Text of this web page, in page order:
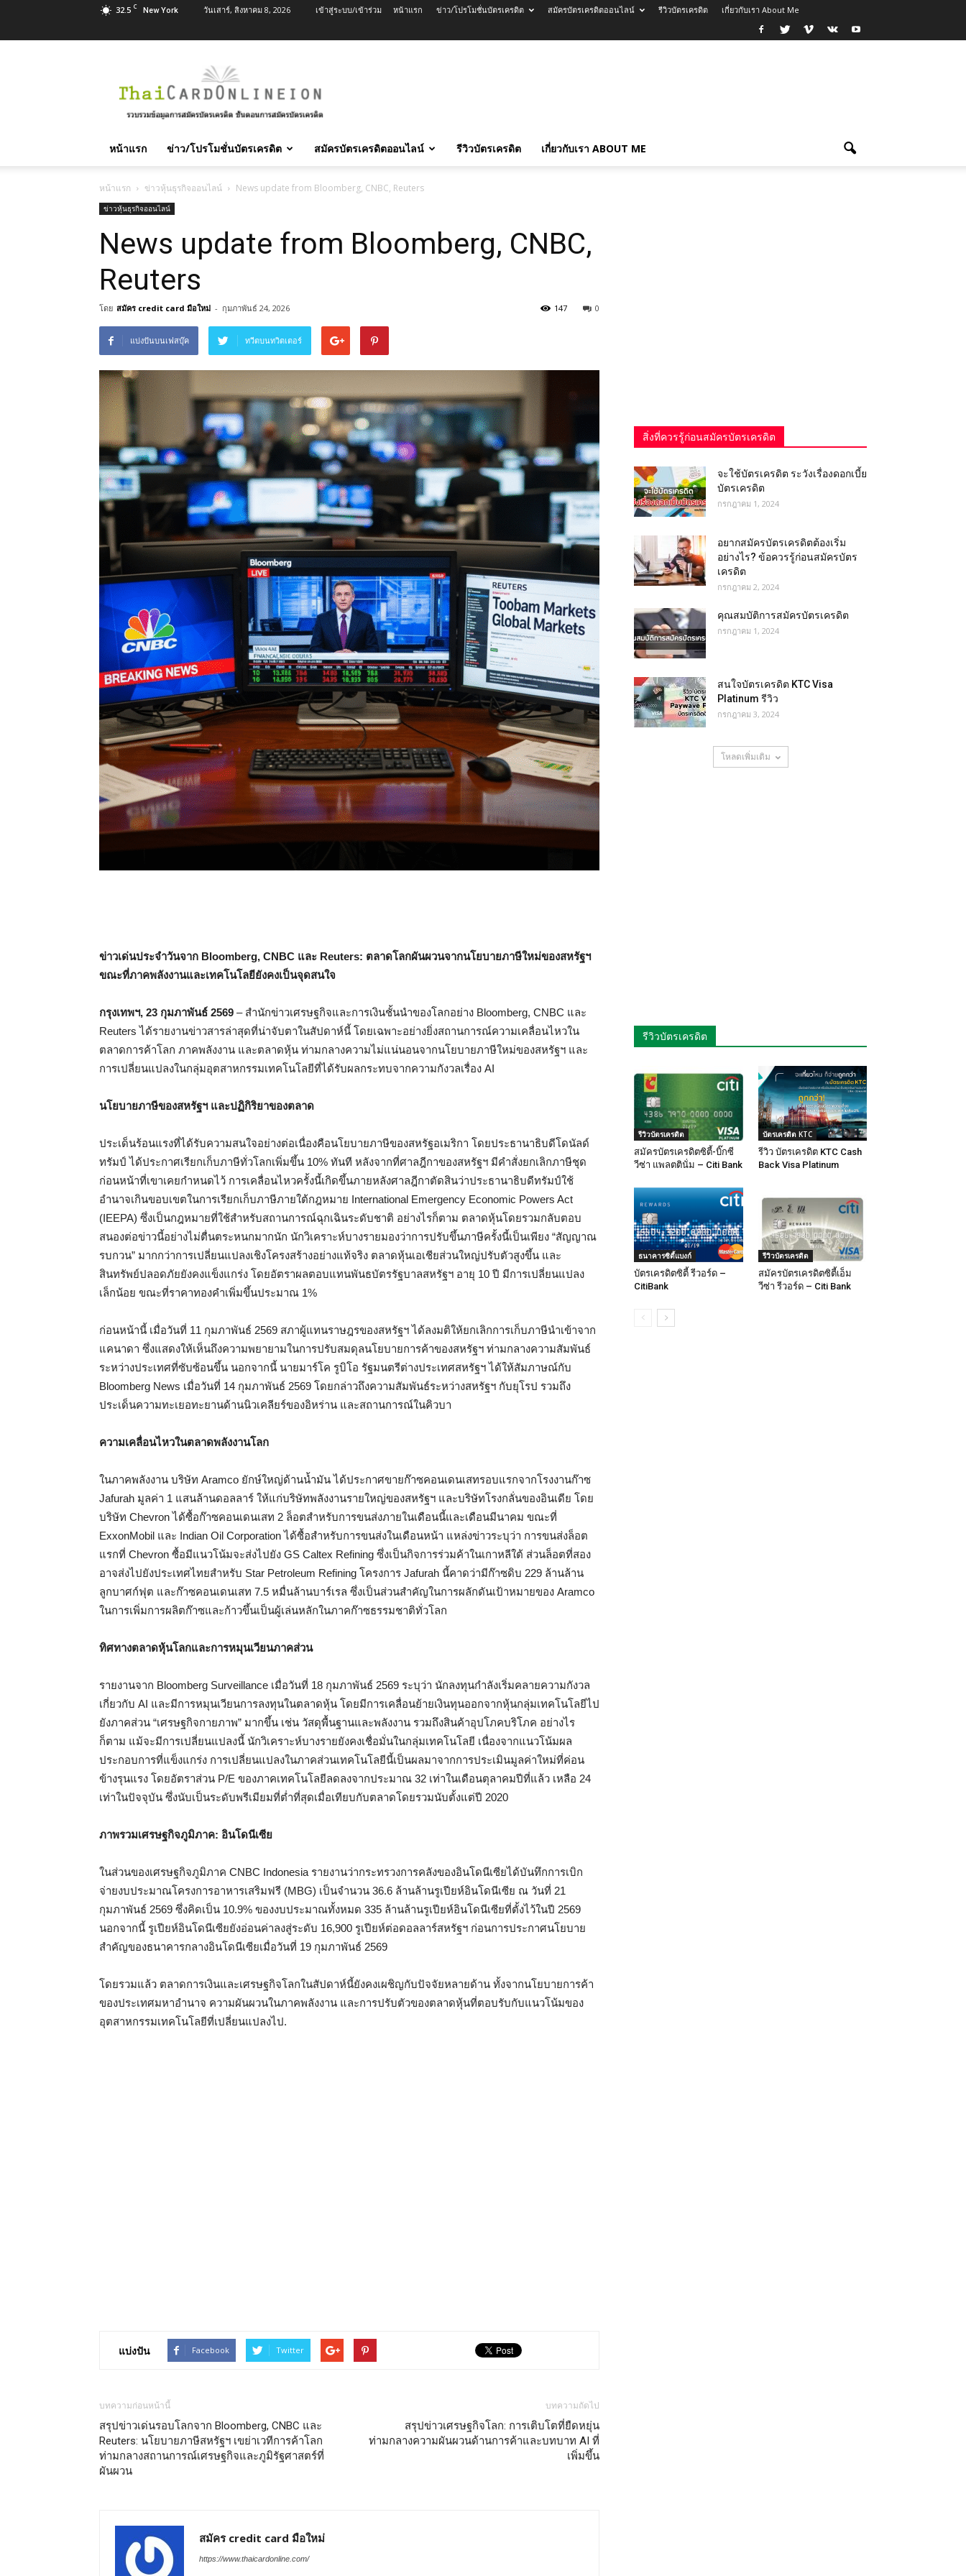
32.5 C New York วันเสาร์, สิงหาคม 8, 2026 เข้าสู่ระบบ/เข้าร่วม หน้าแรก ข่าว/โปรโมชั่นบัตรเครดิต สมัครบัตรเครดิตออนไลน์ รีวิวบัตรเครดิต เกี่ยวกับเรา About Me
เครดิต
บัตร
เงินสด
เชื่อ
บุคคล
ทุก
อนุมัติ
บริการ
ฟรี
หน้าแรก ข่าว/โปรโมชั่นบัตรเครดิต สมัครบัตรเครดิตออนไลน์ รีวิวบัตรเครดิต เกี่ยวกับเรา ABOUT ME
หน้าแรก ข่าวหุ้นธุรกิจออนไลน์ News update from Bloomberg, CNBC, Reuters
ข่าวหุ้นธุรกิจออนไลน์
News update from Bloomberg, CNBC,
Reuters
โดย สมัคร credit card มือใหม่ - กุมภาพันธ์ 24, 2026 0
147
แบ่งปันบนเฟสบุ๊ค ทวีตบนทวิตเตอร์
ข่าวเด่นประจำวันจาก Bloomberg, CNBC และ Reuters: ตลาดโลกผันผวนจากนโยบายภาษีใหม่ของสหรัฐฯ
ขณะที่ภาคพลังงานและเทคโนโลยียังคงเป็นจุดสนใจ
กรุงเทพฯ, 23 กุมภาพันธ์ 2569 – สำนักข่าวเศรษฐกิจและการเงินชั้นนำของโลกอย่าง Bloomberg, CNBC และ
Reuters ได้รายงานข่าวสารล่าสุดที่น่าจับตาในสัปดาห์นี้ โดยเฉพาะอย่างยิ่งสถานการณ์ความเคลื่อนไหวใน
ตลาดการค้าโลก ภาคพลังงาน และตลาดหุ้น ท่ามกลางความไม่แน่นอนจากนโยบายภาษีใหม่ของสหรัฐฯ และ
การเปลี่ยนแปลงในกลุ่มอุตสาหกรรมเทคโนโลยีที่ได้รับผลกระทบจากความกังวลเรื่อง AI
นโยบายภาษีของสหรัฐฯ และปฏิกิริยาของตลาด
ประเด็นร้อนแรงที่ได้รับความสนใจอย่างต่อเนื่องคือนโยบายภาษีของสหรัฐอเมริกา โดยประธานาธิบดีโดนัลด์
ทรัมป์ ได้ประกาศเรียกเก็บภาษีทั่วโลกเพิ่มขึ้น 10% ทันที หลังจากที่ศาลฎีกาของสหรัฐฯ มีคำสั่งยกเลิกภาษีชุด
ก่อนหน้าที่เขาเคยกำหนดไว้ การเคลื่อนไหวครั้งนี้เกิดขึ้นภายหลังศาลฎีกาตัดสินว่าประธานาธิบดีทรัมป์ใช้
อำนาจเกินขอบเขตในการเรียกเก็บภาษีภายใต้กฎหมาย International Emergency Economic Powers Act
(IEEPA) ซึ่งเป็นกฎหมายที่ใช้สำหรับสถานการณ์ฉุกเฉินระดับชาติ อย่างไรก็ตาม ตลาดหุ้นโดยรวมกลับตอบ
สนองต่อข่าวนี้อย่างไม่ตื่นตระหนกมากนัก นักวิเคราะห์บางรายมองว่าการปรับขึ้นภาษีครั้งนี้เป็นเพียง “สัญญาณ
รบกวน” มากกว่าการเปลี่ยนแปลงเชิงโครงสร้างอย่างแท้จริง ตลาดหุ้นเอเชียส่วนใหญ่ปรับตัวสูงขึ้น และ
สินทรัพย์ปลอดภัยยังคงแข็งแกร่ง โดยอัตราผลตอบแทนพันธบัตรรัฐบาลสหรัฐฯ อายุ 10 ปี มีการเปลี่ยนแปลง
เล็กน้อย ขณะที่ราคาทองคำเพิ่มขึ้นประมาณ 1%
ก่อนหน้านี้ เมื่อวันที่ 11 กุมภาพันธ์ 2569 สภาผู้แทนราษฎรของสหรัฐฯ ได้ลงมติให้ยกเลิกการเก็บภาษีนำเข้าจาก
แคนาดา ซึ่งแสดงให้เห็นถึงความพยายามในการปรับสมดุลนโยบายการค้าของสหรัฐฯ ท่ามกลางความสัมพันธ์
ระหว่างประเทศที่ซับซ้อนขึ้น นอกจากนี้ นายมาร์โค รูบิโอ รัฐมนตรีต่างประเทศสหรัฐฯ ได้ให้สัมภาษณ์กับ
Bloomberg News เมื่อวันที่ 14 กุมภาพันธ์ 2569 โดยกล่าวถึงความสัมพันธ์ระหว่างสหรัฐฯ กับยุโรป รวมถึง
ประเด็นความทะเยอทะยานด้านนิวเคลียร์ของอิหร่าน และสถานการณ์ในคิวบา
ความเคลื่อนไหวในตลาดพลังงานโลก
ในภาคพลังงาน บริษัท Aramco ยักษ์ใหญ่ด้านน้ำมัน ได้ประกาศขายก๊าซคอนเดนเสทรอบแรกจากโรงงานก๊าซ
Jafurah มูลค่า 1 แสนล้านดอลลาร์ ให้แก่บริษัทพลังงานรายใหญ่ของสหรัฐฯ และบริษัทโรงกลั่นของอินเดีย โดย
บริษัท Chevron ได้ซื้อก๊าซคอนเดนเสท 2 ล็อตสำหรับการขนส่งภายในเดือนนี้และเดือนมีนาคม ขณะที่
ExxonMobil และ Indian Oil Corporation ได้ซื้อสำหรับการขนส่งในเดือนหน้า แหล่งข่าวระบุว่า การขนส่งล็อต
แรกที่ Chevron ซื้อมีแนวโน้มจะส่งไปยัง GS Caltex Refining ซึ่งเป็นกิจการร่วมค้าในเกาหลีใต้ ส่วนล็อตที่สอง
อาจส่งไปยังประเทศไทยสำหรับ Star Petroleum Refining โครงการ Jafurah นี้คาดว่ามีก๊าซดิบ 229 ล้านล้าน
ลูกบาศก์ฟุต และก๊าซคอนเดนเสท 7.5 หมื่นล้านบาร์เรล ซึ่งเป็นส่วนสำคัญในการผลักดันเป้าหมายของ Aramco
ในการเพิ่มการผลิตก๊าซและก้าวขึ้นเป็นผู้เล่นหลักในภาคก๊าซธรรมชาติทั่วโลก
ทิศทางตลาดหุ้นโลกและการหมุนเวียนภาคส่วน
รายงานจาก Bloomberg Surveillance เมื่อวันที่ 18 กุมภาพันธ์ 2569 ระบุว่า นักลงทุนกำลังเริ่มคลายความกังวล
เกี่ยวกับ AI และมีการหมุนเวียนการลงทุนในตลาดหุ้น โดยมีการเคลื่อนย้ายเงินทุนออกจากหุ้นกลุ่มเทคโนโลยีไป
ยังภาคส่วน “เศรษฐกิจกายภาพ” มากขึ้น เช่น วัสดุพื้นฐานและพลังงาน รวมถึงสินค้าอุปโภคบริโภค อย่างไร
ก็ตาม แม้จะมีการเปลี่ยนแปลงนี้ นักวิเคราะห์บางรายยังคงเชื่อมั่นในกลุ่มเทคโนโลยี เนื่องจากแนวโน้มผล
ประกอบการที่แข็งแกร่ง การเปลี่ยนแปลงในภาคส่วนเทคโนโลยีนี้เป็นผลมาจากการประเมินมูลค่าใหม่ที่ค่อน
ข้างรุนแรง โดยอัตราส่วน P/E ของภาคเทคโนโลยีลดลงจากประมาณ 32 เท่าในเดือนตุลาคมปีที่แล้ว เหลือ 24
เท่าในปัจจุบัน ซึ่งนับเป็นระดับพรีเมียมที่ต่ำที่สุดเมื่อเทียบกับตลาดโดยรวมนับตั้งแต่ปี 2020
ภาพรวมเศรษฐกิจภูมิภาค: อินโดนีเซีย
ในส่วนของเศรษฐกิจภูมิภาค CNBC Indonesia รายงานว่ากระทรวงการคลังของอินโดนีเซียได้บันทึกการเบิก
จ่ายงบประมาณโครงการอาหารเสริมฟรี (MBG) เป็นจำนวน 36.6 ล้านล้านรูเปียห์อินโดนีเซีย ณ วันที่ 21
กุมภาพันธ์ 2569 ซึ่งคิดเป็น 10.9% ของงบประมาณทั้งหมด 335 ล้านล้านรูเปียห์อินโดนีเซียที่ตั้งไว้ในปี 2569
นอกจากนี้ รูเปียห์อินโดนีเซียยังอ่อนค่าลงสู่ระดับ 16,900 รูเปียห์ต่อดอลลาร์สหรัฐฯ ก่อนการประกาศนโยบาย
สำคัญของธนาคารกลางอินโดนีเซียเมื่อวันที่ 19 กุมภาพันธ์ 2569
โดยรวมแล้ว ตลาดการเงินและเศรษฐกิจโลกในสัปดาห์นี้ยังคงเผชิญกับปัจจัยหลายด้าน ทั้งจากนโยบายการค้า
ของประเทศมหาอำนาจ ความผันผวนในภาคพลังงาน และการปรับตัวของตลาดหุ้นที่ตอบรับกับแนวโน้มของ
อุตสาหกรรมเทคโนโลยีที่เปลี่ยนแปลงไป.
แบ่งปัน Facebook Twitter
บทความก่อนหน้านี้
สรุปข่าวเด่นรอบโลกจาก Bloomberg, CNBC และ
Reuters: นโยบายภาษีสหรัฐฯ เขย่าเวทีการค้าโลก
ท่ามกลางสถานการณ์เศรษฐกิจและภูมิรัฐศาสตร์ที่
ผันผวน
บทความถัดไป
สรุปข่าวเศรษฐกิจโลก: การเติบโตที่ยืดหยุ่น
ท่ามกลางความผันผวนด้านการค้าและบทบาท AI ที่
เพิ่มขึ้น
สมัคร credit card มือใหม่
https://www.thaicardonline.com/
สิ่งที่ควรรู้ก่อนสมัครบัตรเครดิต
จะใช้บัตรเครดิต ระวังเรื่องดอกเบี้ย
บัตรเครดิต
กรกฎาคม 1, 2024
อยากสมัครบัตรเครดิตต้องเริ่ม
อย่างไร? ข้อควรรู้ก่อนสมัครบัตร
เครดิต
กรกฎาคม 2, 2024
คุณสมบัติการสมัครบัตรเครดิต
กรกฎาคม 1, 2024
สนใจบัตรเครดิต KTC Visa
Platinum รีวิว
กรกฎาคม 3, 2024
โหลดเพิ่มเติม
รีวิวบัตรเครดิต
รีวิวบัตรเครดิต
สมัครบัตรเครดิตซิตี้-บิ๊กซี
วีซ่า แพลตตินั่ม – Citi Bank
บัตรเครดิต KTC
รีวิว บัตรเครดิต KTC Cash
Back Visa Platinum
ธนาคารซิตี้แบงก์
บัตรเครดิตซิตี้ รีวอร์ด –
CitiBank
รีวิวบัตรเครดิต
สมัครบัตรเครดิตซิตี้เอ็ม
วีซ่า รีวอร์ด – Citi Bank